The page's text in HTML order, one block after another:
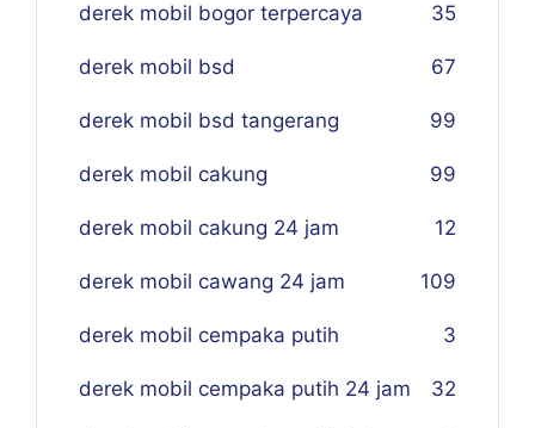
derek mobil bogor terpercaya 35
derek mobil bsd 67
derek mobil bsd tangerang 99
derek mobil cakung 99
derek mobil cakung 24 jam 12
derek mobil cawang 24 jam 109
derek mobil cempaka putih 3
derek mobil cempaka putih 24 jam 32